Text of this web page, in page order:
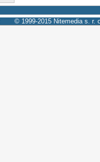
© 1999-2015 Nitemedia s. r.